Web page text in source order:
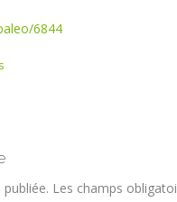
6844
Les champs